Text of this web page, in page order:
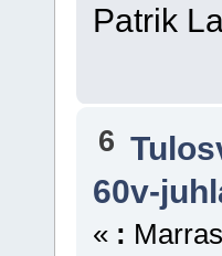
Patrik
6
60v-
« :